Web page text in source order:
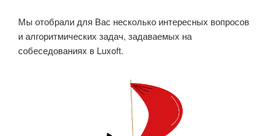
Мы отобрали для Вас несколько интересных вопросов
и алгоритмических задач, задаваемых на
собеседованиях в Luxoft.